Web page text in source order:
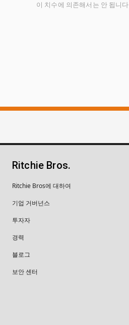
이 치수에 의존해서는 안 됩니다.
Ritchie Bros.
Ritchie Bros에 대하여
기업 거버넌스
투자자
경력
블로그
보안 센터